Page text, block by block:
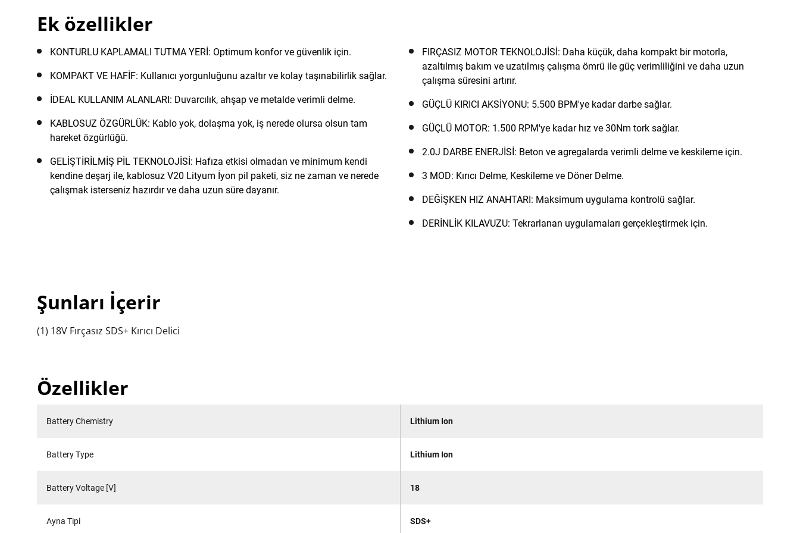
Ek özellikler
KONTURLU KAPLAMALI TUTMA YERİ: Optimum konfor ve güvenlik için.
KOMPAKT VE HAFİF: Kullanıcı yorgunluğunu azaltır ve kolay taşınabilirlik sağlar.
İDEAL KULLANIM ALANLARI: Duvarcılık, ahşap ve metalde verimli delme.
KABLOSUZ ÖZGÜRLÜK: Kablo yok, dolaşma yok, iş nerede olursa olsun tam
hareket özgürlüğü.
GELİŞTİRİLMİŞ PİL TEKNOLOJİSİ: Hafıza etkisi olmadan ve minimum kendi
kendine deşarj ile, kablosuz V20 Lityum İyon pil paketi, siz ne zaman ve nerede
çalışmak isterseniz hazırdır ve daha uzun süre dayanır.
FIRÇASIZ MOTOR TEKNOLOJİSİ: Daha küçük, daha kompakt bir motorla,
azaltılmış bakım ve uzatılmış çalışma ömrü ile güç verimliliğini ve daha uzun
çalışma süresini artırır.
GÜÇLÜ KIRICI AKSİYONU: 5.500 BPM'ye kadar darbe sağlar.
GÜÇLÜ MOTOR: 1.500 RPM'ye kadar hız ve 30Nm tork sağlar.
2.0J DARBE ENERJİSİ: Beton ve agregalarda verimli delme ve keskileme için.
3 MOD: Kırıcı Delme, Keskileme ve Döner Delme.
DEĞİŞKEN HIZ ANAHTARI: Maksimum uygulama kontrolü sağlar.
DERİNLİK KILAVUZU: Tekrarlanan uygulamaları gerçekleştirmek için.
Şunları İçerir
(1) 18V Fırçasız SDS+ Kırıcı Delici
Özellikler
Battery Chemistry Lithium Ion
Battery Type Lithium Ion
Battery Voltage [V] 18
Ayna Tipi SDS+